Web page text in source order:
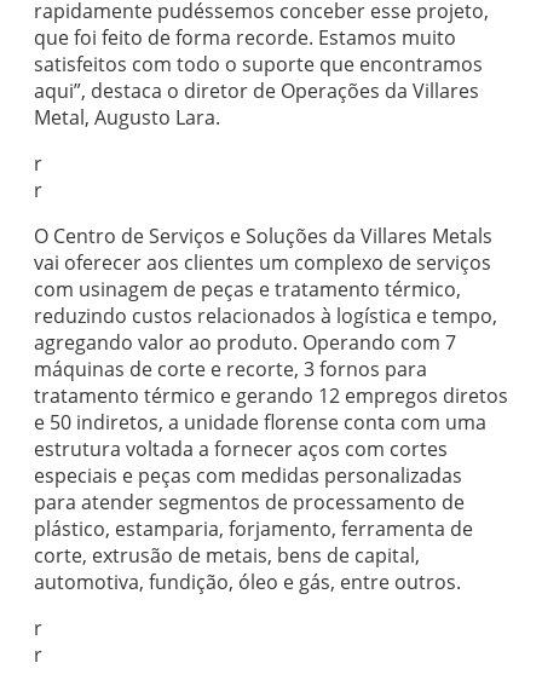
rapidamente pudéssemos conceber esse projeto,
que foi feito de forma recorde. Estamos muito
satisfeitos com todo o suporte que encontramos
aqui”, destaca o diretor de Operações da Villares
Metal, Augusto Lara.
r
r
O Centro de Serviços e Soluções da Villares Metals
vai oferecer aos clientes um complexo de serviços
com usinagem de peças e tratamento térmico,
reduzindo custos relacionados à logística e tempo,
agregando valor ao produto. Operando com 7
máquinas de corte e recorte, 3 fornos para
tratamento térmico e gerando 12 empregos diretos
e 50 indiretos, a unidade florense conta com uma
estrutura voltada a fornecer aços com cortes
especiais e peças com medidas personalizadas
para atender segmentos de processamento de
plástico, estamparia, forjamento, ferramenta de
corte, extrusão de metais, bens de capital,
automotiva, fundição, óleo e gás, entre outros.
r
r